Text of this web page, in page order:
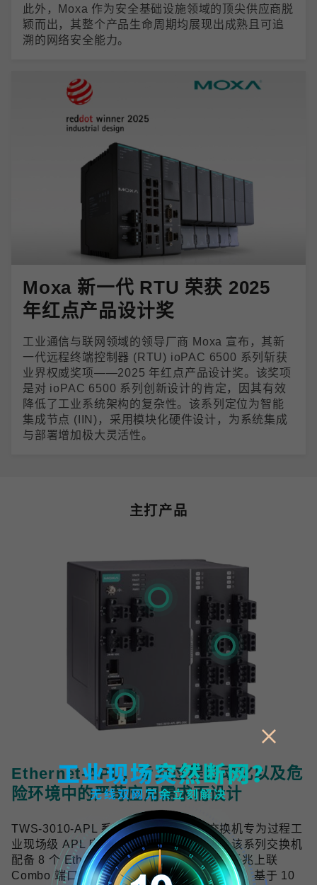
此外，Moxa 作为安全基础设施领域的顶尖供应商脱
颖而出，其整个产品生命周期均展现出成熟且可追
溯的网络安全能力。
Moxa 新一代 RTU 荣获 2025
年红点产品设计奖
工业通信与联网领域的领导厂商 Moxa 宣布，其新
一代远程终端控制器 (RTU) ioPAC 6500 系列斩获
业界权威奖项——2025 年红点产品设计奖。该奖项
是对 ioPAC 6500 系列创新设计的肯定，因其有效
降低了工业系统架构的复杂性。该系列定位为智能
集成节点 (IIN)，采用模块化硬件设计，为系统集成
与部署增加极大灵活性。
主打产品
Ethernet-APL，专为过程自动化以及危
险环境中的严苛应用需求而设计
TWS-3010-APL 系列工业双线以太网交换机专为过程工
业现场级 APL 应用提供可靠的网络连接，该系列交换机
配备 8 个 Ethernet-APL spur 端口与 2 个千兆上联
Combo 端口，符合 Ethernet-APL 技术规范，基于 10